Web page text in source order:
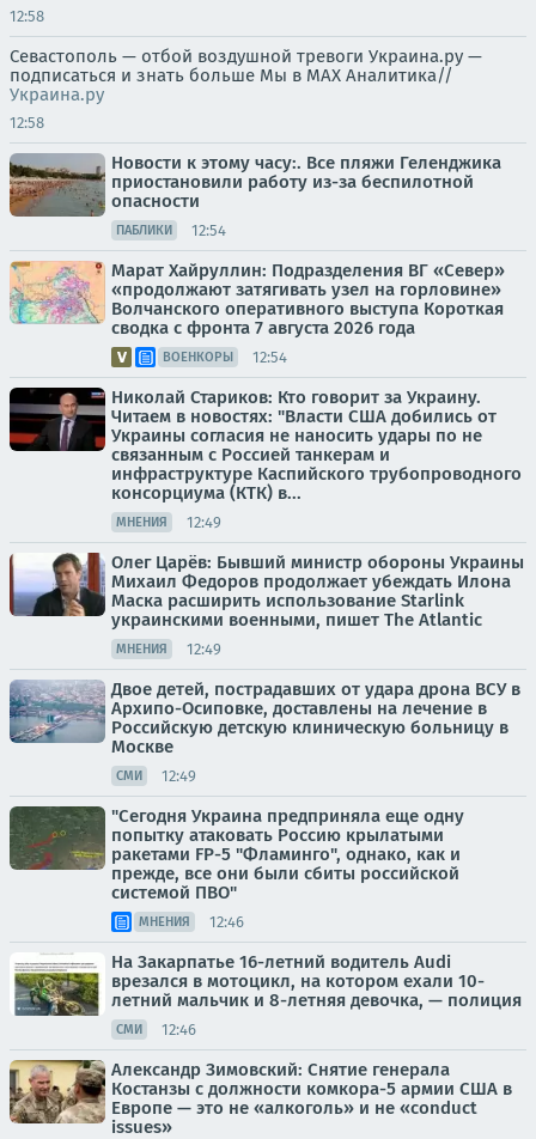
12:58
Севастополь — отбой воздушной тревоги Украина.ру —
подписаться и знать больше Мы в MAX Аналитика//
Украина.ру
12:58
Новости к этому часу:. Все пляжи Геленджика
приостановили работу из-за беспилотной
опасности
ПАБЛИКИ 12:54
Марат Хайруллин: Подразделения ВГ «Север»
«продолжают затягивать узел на горловине»
Волчанского оперативного выступа Короткая
сводка с фронта 7 августа 2026 года
ВОЕНКОРЫ 12:54
Николай Стариков: Кто говорит за Украину.
Читаем в новостях: "Власти США добились от
Украины согласия не наносить удары по не
связанным с Россией танкерам и
инфраструктуре Каспийского трубопроводного
консорциума (КТК) в...
МНЕНИЯ 12:49
Олег Царёв: Бывший министр обороны Украины
Михаил Федоров продолжает убеждать Илона
Маска расширить использование Starlink
украинскими военными, пишет The Atlantic
МНЕНИЯ 12:49
Двое детей, пострадавших от удара дрона ВСУ в
Архипо-Осиповке, доставлены на лечение в
Российскую детскую клиническую больницу в
Москве
СМИ 12:49
"Сегодня Украина предприняла еще одну
попытку атаковать Россию крылатыми
ракетами FP-5 "Фламинго", однако, как и
прежде, все они были сбиты российской
системой ПВО"
МНЕНИЯ 12:46
На Закарпатье 16-летний водитель Аudi
врезался в мотоцикл, на котором ехали 10-
летний мальчик и 8-летняя девочка, — полиция
СМИ 12:46
Александр Зимовский: Снятие генерала
Костанзы с должности комкора-5 армии США в
Европе — это не «алкоголь» и не «conduct
issues»